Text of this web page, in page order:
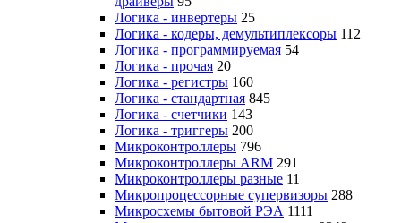
Логика - инвертеры 25
Логика - кодеры, демультиплексоры 112
Логика - программируемая 54
Логика - прочая 20
Логика - регистры 160
Логика - стандартная 845
Логика - счетчики 143
Логика - триггеры 200
Микроконтроллеры 796
Микроконтроллеры ARM 291
Микроконтроллеры разные 11
Микропроцессорные супервизоры 288
Микросхемы бытовой РЭА 1111